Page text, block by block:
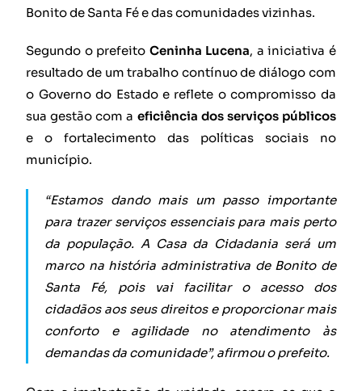
Bonito de Santa Fé e das comunidades vizinhas.
Segundo o prefeito Ceninha Lucena, a iniciativa é
resultado de um trabalho contínuo de diálogo com
o Governo do Estado e reflete o compromisso da
sua gestão com a eficiência dos serviços públicos
e o fortalecimento das políticas sociais no
município.
“Estamos dando mais um passo importante
para trazer serviços essenciais para mais perto
da população. A Casa da Cidadania será um
marco na história administrativa de Bonito de
Santa Fé, pois vai facilitar o acesso dos
cidadãos aos seus direitos e proporcionar mais
conforto e agilidade no atendimento às
demandas da comunidade”, afirmou o prefeito.